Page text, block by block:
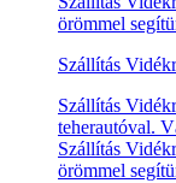
örömmel
Szállítás
Szállítás
teherautóval.
Szállítás
örömmel